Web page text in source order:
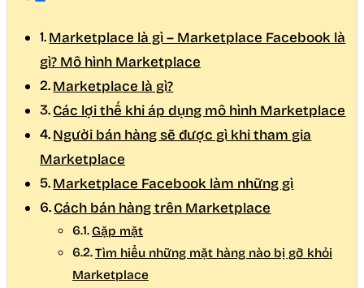
Marketplace là gì – Marketplace Facebook là
gì? Mô hình Marketplace
Marketplace là gì?
Các lợi thế khi áp dụng mô hình Marketplace
Người bán hàng sẽ được gì khi tham gia
Marketplace
Marketplace Facebook làm những gì
Cách bán hàng trên Marketplace
Gặp mặt
Tìm hiểu những mặt hàng nào bị gỡ khỏi
Marketplace